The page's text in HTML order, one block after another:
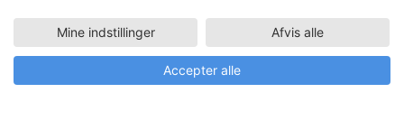
Mine indstillinger Afvis alle
Accepter alle